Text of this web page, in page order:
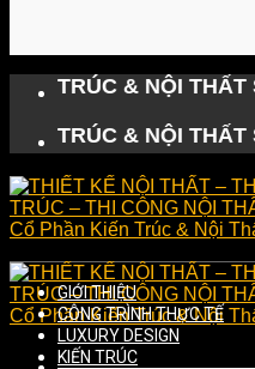
TRÚC & NỘI THẤT
TRÚC & NỘI THẤT
GIỚI THIỆU
CÔNG TRÌNH THỰC TẾ
LUXURY DESIGN
KIẾN TRÚC